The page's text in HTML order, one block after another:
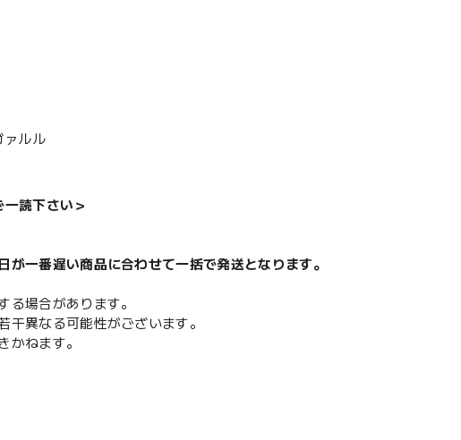
ァルル
一読下さい＞
一番遅い商品に合わせて一括で発送となります。
る場合があります。
干異なる可能性がございます。
かねます。